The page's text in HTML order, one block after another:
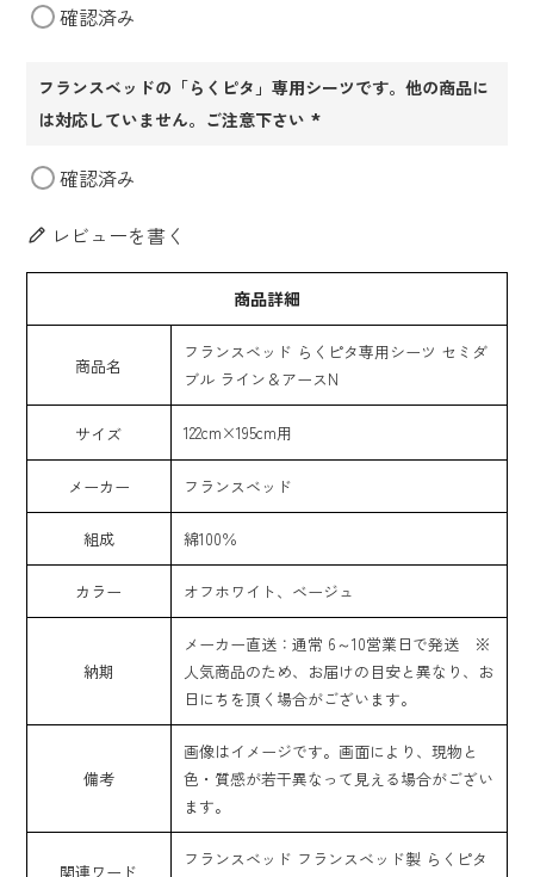
確認済み
フランスベッドの「らくピタ」専用シーツです。他の商品に
は対応していません。ご注意下さい
確認済み
レビューを書く
商品詳細
商品名
フランスベッド らくピタ専用シーツ セミダ
ブル ライン＆アースN
サイズ 122cm×195cm用
メーカー フランスベッド
組成 綿100％
カラー オフホワイト、ベージュ
納期
メーカー直送：通常 6～10営業日で発送 ※
人気商品のため、お届けの目安と異なり、お
日にちを頂く場合がございます。
備考
画像はイメージです。画面により、現物と
色・質感が若干異なって見える場合がござい
ます。
関連ワード
フランスベッド フランスベッド製 らくピタ